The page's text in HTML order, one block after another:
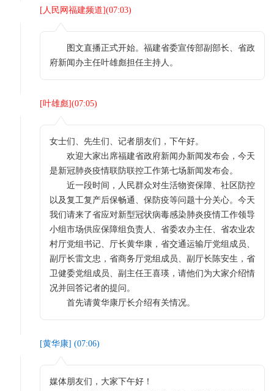
[ 人民网福建频道](07:03)
图文直播正式开始。福建省委宣传部副部长、省政
府新闻办主任叶雄彪担任主持人。
[叶雄彪](07:05)
女士们、先生们、记者朋友们，下午好。
欢迎大家出席福建省政府新闻办新闻发布会，今天
是新冠肺炎疫情联防联控工作第七场新闻发布会。
近一段时间，人民群众对生活物资保障、社区防控
以及复工复产后保畅通、保防疫等问题十分关心。今天
我们请来了省应对新型冠状病毒感染肺炎疫情工作领导
小组市场供应保障组负责人、省委农办主任、省农业农
村厅党组书记、厅长黄华康，省交通运输厅党组成员、
副厅长雷文忠，省商务厅党组成员、副厅长陈安生，省
卫健委党组成员、副主任王喜瑛，请他们为大家介绍情
况并回答记者的提问。
首先请黄华康厅长介绍有关情况。
[黄华康] (07:06)
媒体朋友们，大家下午好！